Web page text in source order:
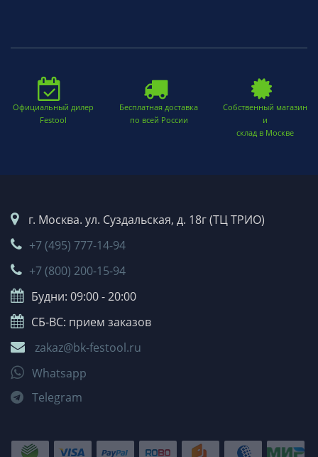
Официальный дилер
Festool
Бесплатная доставка
по всей России
Собственный магазин
и
склад в Москве
г. Москва. ул. Суздальская, д. 18г (ТЦ ТРИО)
+7 (495) 777-14-94
+7 (800) 200-15-94
Будни: 09:00 - 20:00
СБ-ВС: прием заказов
zakaz@bk-festool.ru
Whatsapp
Telegram